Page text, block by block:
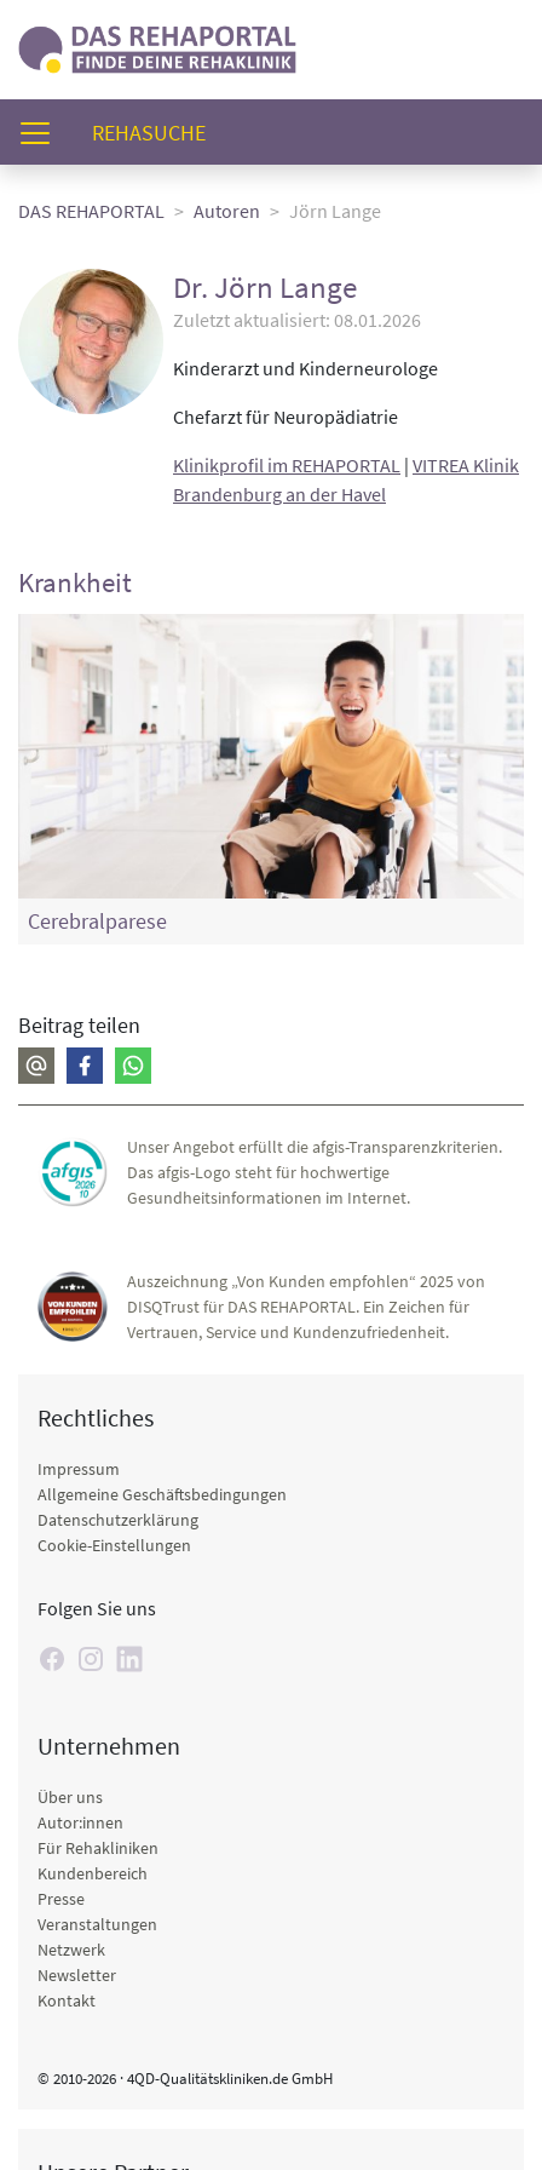
REHASUCHE(AKTUELL)
DAS REHAPORTAL Autoren Jörn Lange
Dr. Jörn Lange
Zuletzt aktualisiert: 08.01.2026
Kinderarzt und Kinderneurologe
Chefarzt für Neuropädiatrie
Klinikprofil im REHAPORTAL | VITREA Klinik
Brandenburg an der Havel
Krankheit
Cerebralparese
Beitrag teilen
Unser Angebot erfüllt die afgis-Transparenzkriterien.
Das afgis-Logo steht für hochwertige
Gesundheitsinformationen im Internet.
Auszeichnung „Von Kunden empfohlen“ 2025 von
DISQTrust für DAS REHAPORTAL. Ein Zeichen für
Vertrauen, Service und Kundenzufriedenheit.
Rechtliches
Impressum
Allgemeine Geschäftsbedingungen
Datenschutzerklärung
Cookie-Einstellungen
Folgen Sie uns
Unternehmen
Über uns
Autor:innen
Für Rehakliniken
Kundenbereich
Presse
Veranstaltungen
Netzwerk
Newsletter
Kontakt
© 2010-2026 · 4QD-Qualitätskliniken.de GmbH